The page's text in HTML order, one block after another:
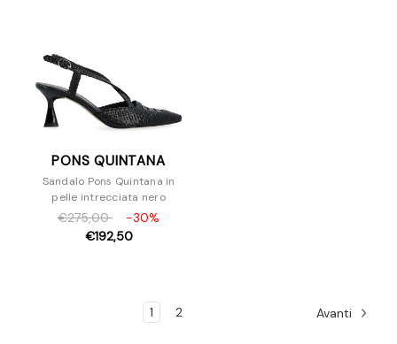
PONS QUINTANA
Sandalo Pons Quintana in
pelle intrecciata nero
€275,00
-30%
€192,50
1 2 Avanti